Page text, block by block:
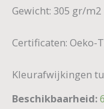
Gewicht: 305 gr/m2
Certificaten: Oeko-
Kleurafwijkingen
Beschikbaarheid: